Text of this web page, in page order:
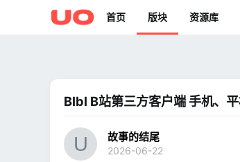
首页 版块 资源库
Blbl B站第三方客户端 手机、
故事的结尾
2026-06-22